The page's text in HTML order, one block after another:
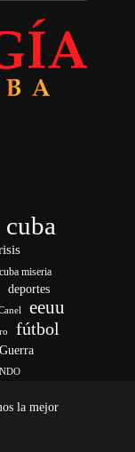
la mejor
cuba
cuba miseria
deportes
eeuu
fútbol
Guerra
vida yankees